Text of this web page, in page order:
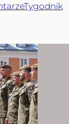
Tygodnik